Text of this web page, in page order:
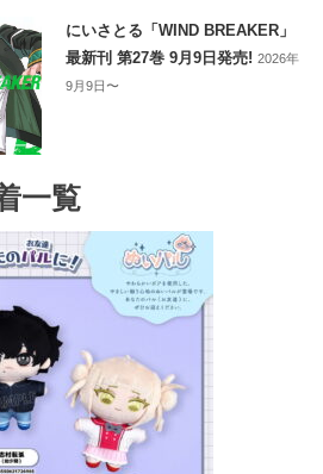
にいさとる「WIND BREAKER」
最新刊 第27巻 9月9日発売!2026年
9月9日〜
一覧